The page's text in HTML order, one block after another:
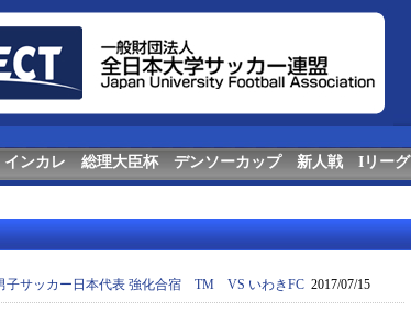
インカレ 総理大臣杯 デンソーカップ 新人戦 Iリーグ
子サッカー日本代表 強化合宿 TM VS いわきFC 2017/07/15